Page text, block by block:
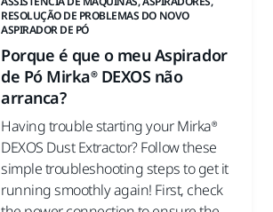
RESOLUÇÃO DE PROBLEMAS DO NOVO
ASPIRADOR DE PÓ
Porque é que o meu Aspirador
de Pó Mirka® DEXOS não
arranca?
Having trouble starting your Mirka®
DEXOS Dust Extractor? Follow these
simple troubleshooting steps to get it
running smoothly again! First, check